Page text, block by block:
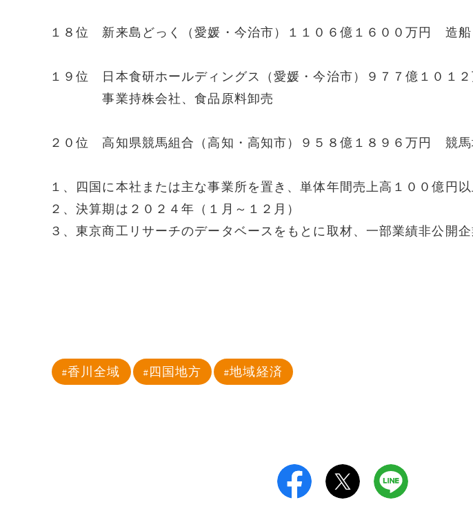
１８位 新来島どっく（愛媛・今治市）１１０６億１６００万円 造船
１９位 日本食研ホールディングス（愛媛・今治市）９７７億１０１２
事業持株会社、食品原料卸売
２０位 高知県競馬組合（高知・高知市）９５８億１８９６万円 競馬
１、四国に本社または主な事業所を置き、単体年間売上高１００億円
２、決算期は２０２４年（１月～１２月）
３、東京商工リサーチのデータベースをもとに取材、一部業績非公開企
香川全域 四国地方 地域経済